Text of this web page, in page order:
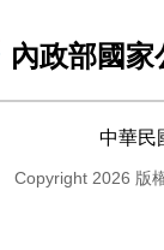
內政部國
中華民
Copyright 2026 版